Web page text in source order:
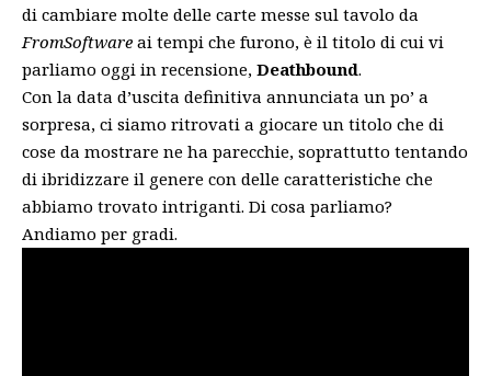
di cambiare molte delle carte messe sul tavolo da
FromSoftware ai tempi che furono, è il titolo di cui vi
parliamo oggi in recensione, Deathbound.
Con la data d’uscita definitiva annunciata un po’ a
sorpresa, ci siamo ritrovati a giocare un titolo che di
cose da mostrare ne ha parecchie, soprattutto tentando
di ibridizzare il genere con delle caratteristiche che
abbiamo trovato intriganti. Di cosa parliamo?
Andiamo per gradi.